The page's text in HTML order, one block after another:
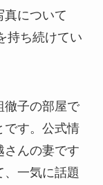
真について
持ち続けてい
徹子の部屋で
です。公式情
さんの妻です
、一気に話題